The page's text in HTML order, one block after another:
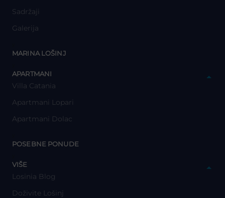
Sadržaji
Galerija
MARINA LOŠINJ
APARTMANI
Villa Catania
Apartmani Lopari
Apartmani Dolac
POSEBNE PONUDE
VIŠE
Losinia Blog
Doživite Lošinj